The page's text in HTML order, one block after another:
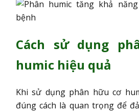
Cách sử dụng
humic hiệu quả
Khi sử dụng phân hữu cơ
đúng cách là quan trọng để